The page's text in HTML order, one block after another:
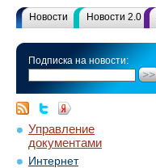
Новости Новости 2.0
Подписка на новости:
Управление
документами
Интернет